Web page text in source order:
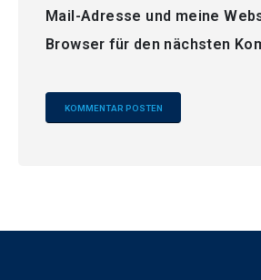
Mail-Adresse und meine
Browser für den nächsten